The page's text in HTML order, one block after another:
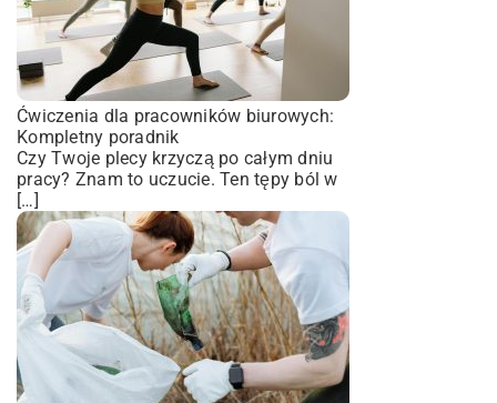
Ćwiczenia dla pracowników biurowych:
Kompletny poradnik
Czy Twoje plecy krzyczą po całym dniu
pracy? Znam to uczucie. Ten tępy ból w
[…]